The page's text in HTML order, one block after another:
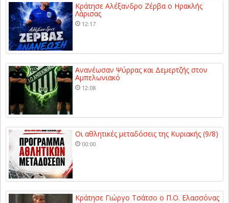
Κράτησε Αλέξανδρο Ζέρβα ο Ηρακλής
Λάρισας
12:17
Ανανέωσαν Ψύρρας και Δεμερτζής στον
Αμπελωνιακό
12:08
Οι αθλητικές μεταδόσεις της Κυριακής (9/8)
00:00
Κράτησε Γιώργο Τσάτσο ο Π.Ο. Ελασσόνας